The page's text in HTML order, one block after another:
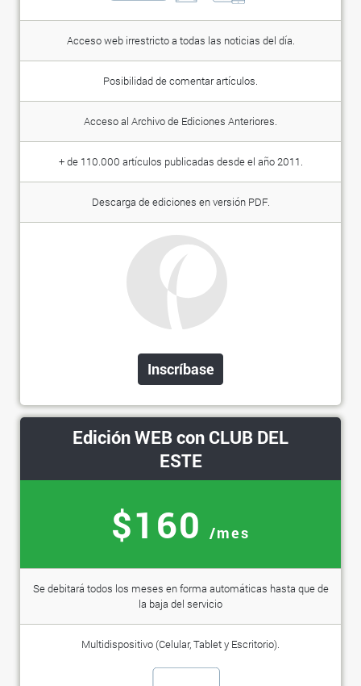
Acceso web irrestricto a todas las noticias del día.
Posibilidad de comentar artículos.
Acceso al Archivo de Ediciones Anteriores.
+ de 110.000 artículos publicadas desde el año 2011.
Descarga de ediciones en versión PDF.
Inscríbase
Edición WEB con CLUB DEL
ESTE
$160 /mes
Se debitará todos los meses en forma automáticas hasta que de
la baja del servicio
Multidispositivo (Celular, Tablet y Escritorio).